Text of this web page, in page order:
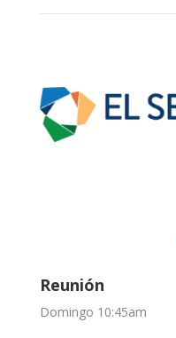
Reunión
Domingo 10:45am